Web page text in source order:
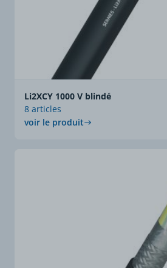
Li2XCY 1000 V blindé
8 articles
voir le produit